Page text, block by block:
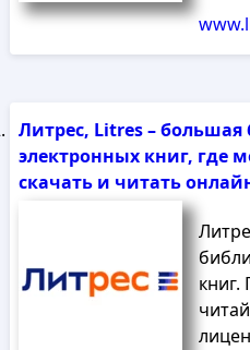
Литрес, Litres – большая
электронных книг, где
скачать и читать
книг.